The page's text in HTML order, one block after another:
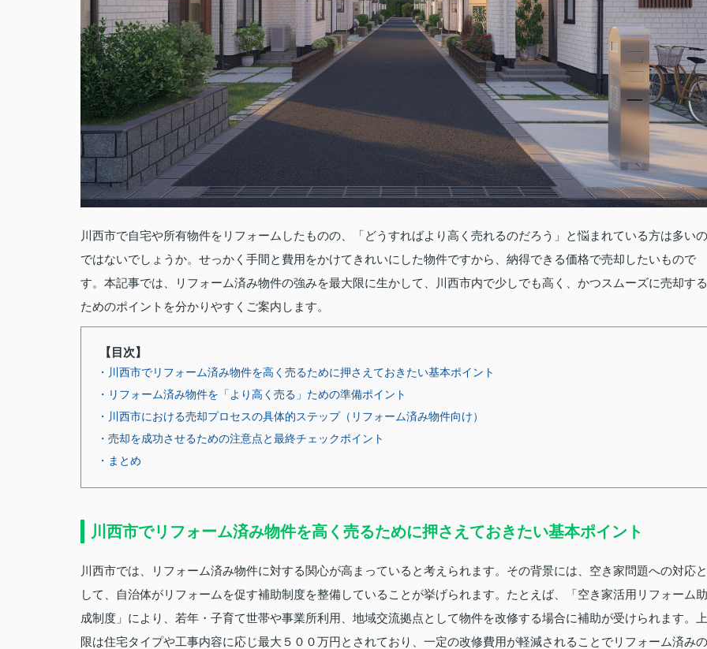
川西市で自宅や所有物件をリフォームしたものの、「どうすればより高く売れるのだろう」と悩まれている方は多いの
ではないでしょうか。せっかく手間と費用をかけてきれいにした物件ですから、納得できる価格で売却したいもので
す。本記事では、リフォーム済み物件の強みを最大限に生かして、川西市内で少しでも高く、かつスムーズに売却する
ためのポイントを分かりやすくご案内します。
【目次】
・川西市でリフォーム済み物件を高く売るために押さえておきたい基本ポイント
・リフォーム済み物件を「より高く売る」ための準備ポイント
・川西市における売却プロセスの具体的ステップ（リフォーム済み物件向け）
・売却を成功させるための注意点と最終チェックポイント
・まとめ
川西市でリフォーム済み物件を高く売るために押さえておきたい基本ポイント
川西市では、リフォーム済み物件に対する関心が高まっていると考えられます。その背景には、空き家問題への対応と
して、自治体がリフォームを促す補助制度を整備していることが挙げられます。たとえば、「空き家活用リフォーム助
成制度」により、若年・子育て世帯や事業所利用、地域交流拠点として物件を改修する場合に補助が受けられます。上
限は住宅タイプや工事内容に応じ最大５００万円とされており、一定の改修費用が軽減されることでリフォーム済みの